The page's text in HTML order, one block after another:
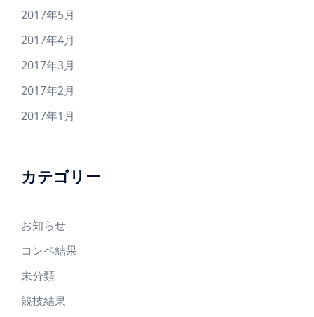
2017年5月
2017年4月
2017年3月
2017年2月
2017年1月
カテゴリー
お知らせ
コンペ結果
未分類
競技結果